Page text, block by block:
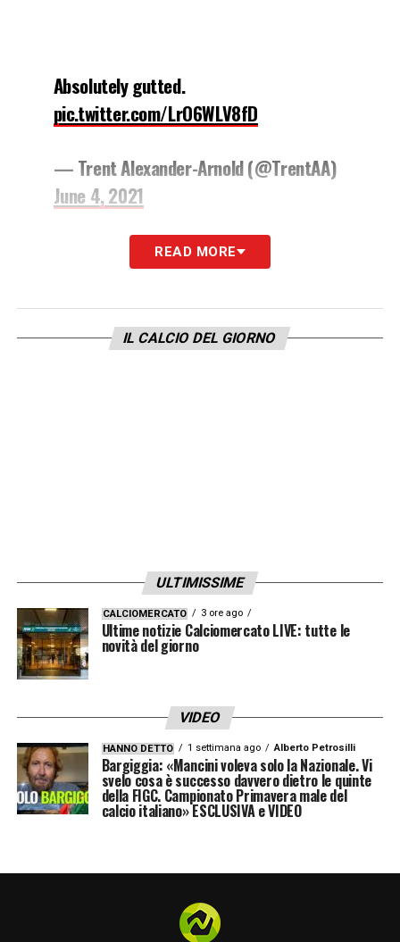
Absolutely gutted.
pic.twitter.com/LrO6WLV8fD
— Trent Alexander-Arnold (@TrentAA)
June 4, 2021
LA PLAYLIST DELLE NOSTRE TOP NEWS
READ MORE
IL CALCIO DEL GIORNO
ULTIMISSIME
CALCIOMERCATO 3 ore ago
Ultime notizie Calciomercato LIVE: tutte le
novità del giorno
VIDEO
HANNO DETTO 1 settimana ago Alberto Petrosilli
Bargiggia: «Mancini voleva solo la Nazionale. Vi
svelo cosa è successo davvero dietro le quinte
della FIGC. Campionato Primavera male del
calcio italiano» ESCLUSIVA e VIDEO